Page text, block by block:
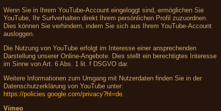
Wenn Sie in Ihrem YouTube-Account eingeloggt sind, ermöglichen Sie
YouTube, Ihr Surfverhalten direkt Ihrem persönlichen Profil zuzuordnen.
Dies können Sie verhindern, indem Sie sich aus Ihrem YouTube-Account
ausloggen.
Die Nutzung von YouTube erfolgt im Interesse einer ansprechenden
Darstellung unserer Online-Angebote. Dies stellt ein berechtigtes Interesse
im Sinne von Art. 6 Abs. 1 lit. f DSGVO dar.
Weitere Informationen zum Umgang mit Nutzerdaten finden Sie in der
Datenschutzerklärung von YouTube unter:
https://policies.google.com/privacy?hl=de
Vimeo